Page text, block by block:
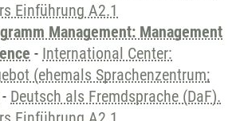
Einführung A2.1
Management: Management
- International Center:
(ehemals Sprachenzentrum;
- Deutsch als Fremdsprache (DaF).